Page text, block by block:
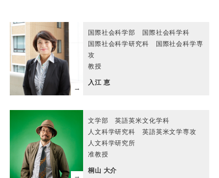
国際社会科学部 国際社会科学科
国際社会科学研究科 国際社会科学専
攻
教授
入江 恵
文学部 英語英米文化学科
人文科学研究科 英語英米文学専攻
人文科学研究所
准教授
桐山 大介